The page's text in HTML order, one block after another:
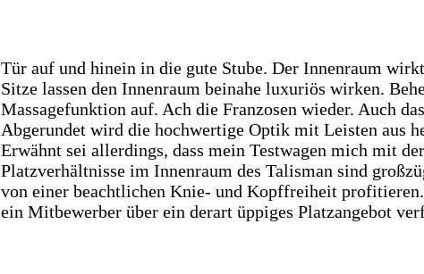
Tür auf und hinein in die gute Stube. Der Innenraum
Sitze lassen den Innenraum beinahe luxuriös wirken.
Massagefunktion auf. Ach die Franzosen wieder. Auch
Abgerundet wird die hochwertige Optik mit Leisten aus
Erwähnt sei allerdings, dass mein Testwagen mich mit
Platzverhältnisse im Innenraum des Talisman sind
von einer beachtlichen Knie- und Kopffreiheit
ein Mitbewerber über ein derart üppiges Platzangebot